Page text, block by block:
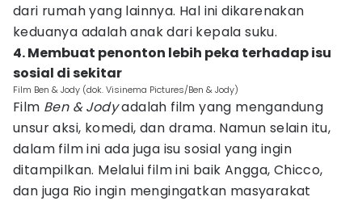
dari rumah yang lainnya. Hal ini dikarenakan
keduanya adalah anak dari kepala suku.
4. Membuat penonton lebih peka terhadap isu
sosial di sekitar
Film Ben & Jody (dok. Visinema Pictures/Ben & Jody)
Film Ben & Jodyadalah film yang mengandung
unsur aksi, komedi, dan drama. Namun selain itu,
dalam film ini ada juga isu sosial yang ingin
ditampilkan. Melalui film ini baik Angga, Chicco,
dan juga Rio ingin mengingatkan masyarakat